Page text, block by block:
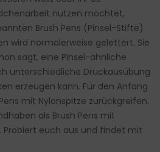
nutzen möchtet,
Brush Pens (Pinsel-Stifte)
wird normalerweise gelettert. Sie
sagt, eine Pinsel-ähnliche
unterschiedliche Druckausübung
erzeugen kann. Für den Anfang
mit Nylonspitze zurückgreifen.
als Brush Pens mit
Probiert euch aus und findet mit